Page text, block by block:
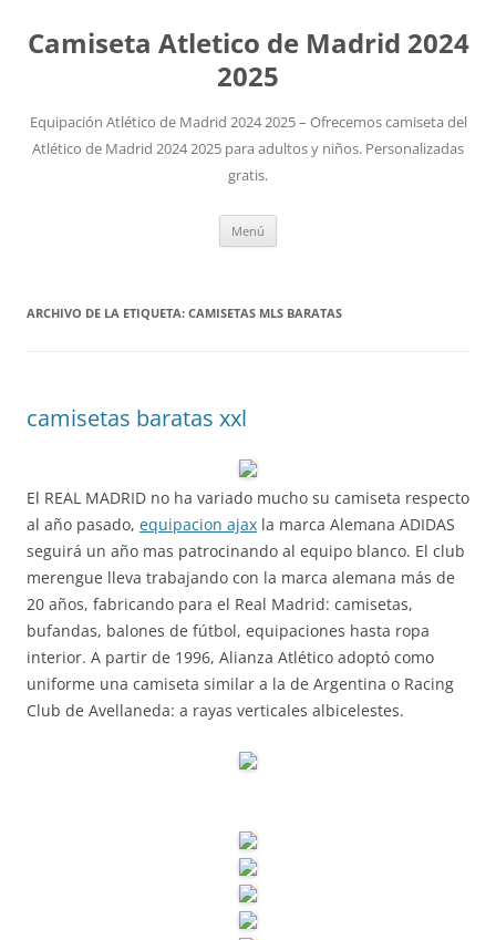
Camiseta Atletico de Madrid 2024
2025
Equipación Atlético de Madrid 2024 2025 – Ofrecemos camiseta del
Atlético de Madrid 2024 2025 para adultos y niños. Personalizadas
gratis.
Menú
ARCHIVO DE LA ETIQUETA: CAMISETAS MLS BARATAS
camisetas baratas xxl
El REAL MADRID no ha variado mucho su camiseta respecto
al año pasado, equipacion ajax la marca Alemana ADIDAS
seguirá un año mas patrocinando al equipo blanco. El club
merengue lleva trabajando con la marca alemana más de
20 años, fabricando para el Real Madrid: camisetas,
bufandas, balones de fútbol, equipaciones hasta ropa
interior. A partir de 1996, Alianza Atlético adoptó como
uniforme una camiseta similar a la de Argentina o Racing
Club de Avellaneda: a rayas verticales albicelestes.